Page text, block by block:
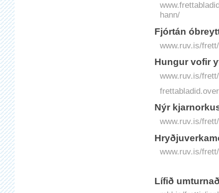
hann/
Fjórtán
www.ruv.is/
Hungur vofir
www.ruv.is/
Nýr
www.ruv.is/
www.ruv.is/
Lífið